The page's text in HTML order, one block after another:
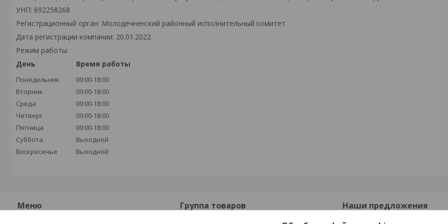
УНП: 692258268
Регистрационный орган: Молодечненский районный исполнительный комитет
Дата регистрации компании: 20.01.2022
Режим работы:
День
Время работы
Понедельник
09:00-18:00
Вторник
09:00-18:00
Среда
09:00-18:00
Четверг
09:00-18:00
Пятница
09:00-18:00
Суббота
Выходной
Воскресенье
Выходной
Меню Группа товаров Наши предложения